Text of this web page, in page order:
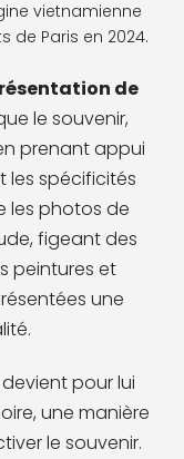
vietnamienne
de Paris en 2024.
de
le souvenir,
prenant appui
les spécificités
les photos de
figeant des
peintures et
une
pour lui
une manière
le souvenir.